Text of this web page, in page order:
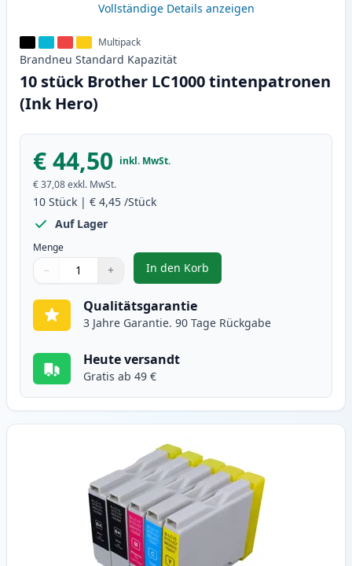
Vollständige Details anzeigen
Multipack
Brandneu Standard Kapazität
10 stück Brother LC1000 tintenpatronen
(Ink Hero)
€ 44,50 inkl. MwSt.
€ 37,08exkl. MwSt.
10 Stück | € 4,45 /Stück
Auf Lager
Menge
Verwenden Sie die Tasten, um anzupassen
− +
1
In den Korb
, 10 stück Brother LC1000
Qualitätsgarantie
3 Jahre Garantie. 90 Tage Rückgabe
Heute versandt
Gratis ab 49 €